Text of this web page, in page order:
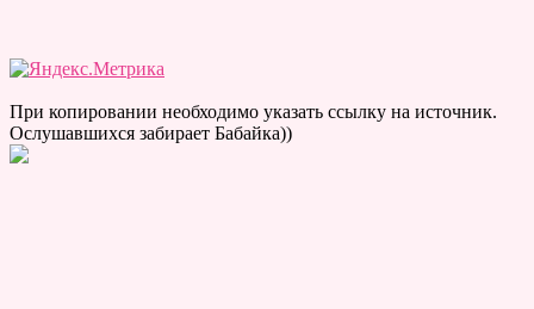
При копировании необходимо указать ссылку на источник.
Ослушавшихся забирает Бабайка))